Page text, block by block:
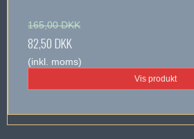
165,00 DKK
82,50 DKK
(inkl. moms)
Vis produkt